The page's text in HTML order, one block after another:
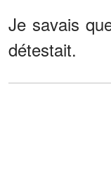
Je savais
détestait.